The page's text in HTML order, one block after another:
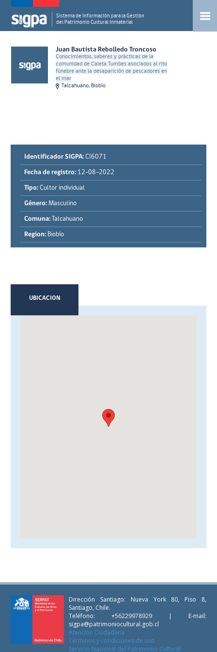
Sistema de Información para la Gestión
del Patrimonio Cultural Inmaterial
Juan Bautista Rebolledo Troncoso
Conocimientos, saberes y prácticas de la
comunidad de Caleta Tumbes asociados al rito
fúnebre ante la desaparición de pescadores en
el mar
Talcahuano, Biobío
Identificador SIGPA: CI6071
Fecha de registro: 12-08-2022
Tipo: Cultor individual
Género: Masculino
Comuna: Talcahuano
Region: Biobío
UBICACION
Dirección Santiago: Nueva York 80, Piso 8,
Santiago, Chile.
Teléfono: +56229978929 | E-mail:
sigpa@patrimoniocultural.gob.cl
Atención Ciudadana
Términos y condiciones de uso
Servicio Nacional del Patrimonio Cultural